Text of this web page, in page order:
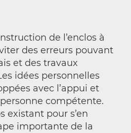
de l’enclos à
des erreurs pouvant
et des travaux
idées personnelles
avec l’appui et
personne compétente.
existant pour s’en
importante de la